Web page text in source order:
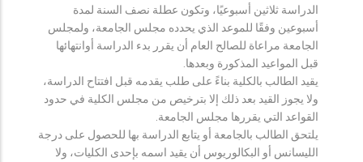
الدراسة ثلاثين أسبوعيًا، وتكون عطلة نصف السنة لمدة
أسبوعين وفقًا للموعد الذي يحدده مجلس الجامعة، ولمجلس
الجامعة مراعاة للصالح العام أن يقرر بدء الدراسة أوانتهائها
قبل المواعيد المذكورة وبعدها.
يقيد الطالب بالكلية بناءً على طلب يقدمه قبل افتتاح الدراسة،
ولا يجوز القيد بعد ذلك إلا بترخيص من مجلس الكلية في حدود
القواعد التي يقررها مجلس الجامعة.
يلتحق الطالب بالجامعة أو يتابع الدراسة بها للحصول على درجة
الليسانس أو البكالوريوس أن يقيد اسمه بإحدى الكليات، ولا